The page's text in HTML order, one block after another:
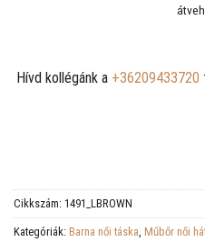
Hívd kollégánk a +36209433720
Cikkszám: 1491_LBROWN
Kategóriák: Barna női táska, Műbőr női